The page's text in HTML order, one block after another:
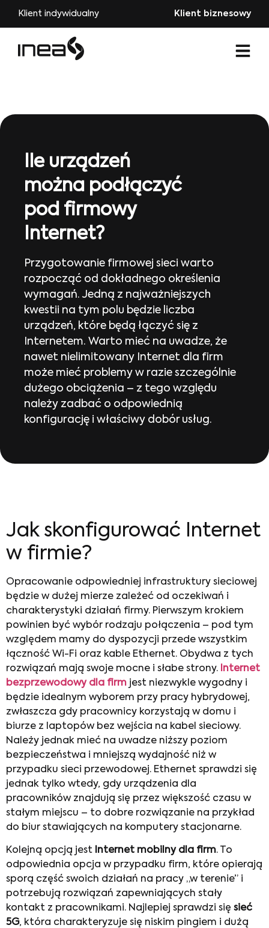
Klient indywidualny Klient biznesowy
Ile urządzeń
można podłączyć
pod firmowy
Internet?
Przygotowanie firmowej sieci warto
rozpocząć od dokładnego określenia
wymagań. Jedną z najważniejszych
kwestii na tym polu będzie liczba
urządzeń, które będą łączyć się z
Internetem. Warto mieć na uwadze, że
nawet nielimitowany Internet dla firm
może mieć problemy w razie szczególnie
dużego obciążenia – z tego względu
należy zadbać o odpowiednią
konfigurację i właściwy dobór usług.
Jak skonfigurować Internet
w firmie?
Opracowanie odpowiedniej infrastruktury sieciowej
będzie w dużej mierze zależeć od oczekiwań i
charakterystyki działań firmy. Pierwszym krokiem
powinien być wybór rodzaju połączenia – pod tym
względem mamy do dyspozycji przede wszystkim
łączność Wi-Fi oraz kable Ethernet. Obydwa z tych
rozwiązań mają swoje mocne i słabe strony. Internet
bezprzewodowy dla firm jest niezwykle wygodny i
będzie idealnym wyborem przy pracy hybrydowej,
zwłaszcza gdy pracownicy korzystają w domu i
biurze z laptopów bez wejścia na kabel sieciowy.
Należy jednak mieć na uwadze niższy poziom
bezpieczeństwa i mniejszą wydajność niż w
przypadku sieci przewodowej. Ethernet sprawdzi się
jednak tylko wtedy, gdy urządzenia dla
pracowników znajdują się przez większość czasu w
stałym miejscu – to dobre rozwiązanie na przykład
do biur stawiających na komputery stacjonarne.
Kolejną opcją jest Internet mobilny dla firm. To
odpowiednia opcja w przypadku firm, które opierają
sporą część swoich działań na pracy „w terenie” i
potrzebują rozwiązań zapewniających stały
kontakt z pracownikami. Najlepiej sprawdzi się sieć
5G, która charakteryzuje się niskim pingiem i dużą